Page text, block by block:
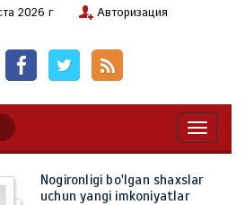
2026 г Авторизация
Nogironligi bo'lgan shaxslar
uchun yangi imkoniyatlar